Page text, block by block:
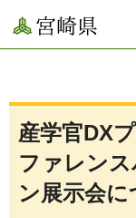
宮崎県
産学官DX
ファレン
ン展示会に